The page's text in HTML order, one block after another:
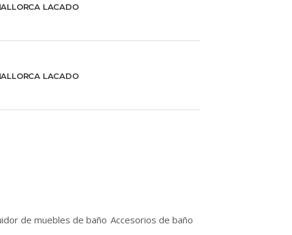
LACADO
LACADO
de muebles de baño Accesorios de baño